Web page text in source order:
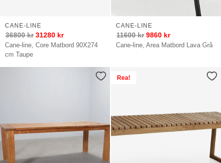
Cane-line, Core Matbord 90X274
cm Taupe
CANE-LINE
36800kr 31280 kr
Cane-line, Area Matbord Lava Grå
CANE-LINE
11600kr 9860 kr
Rea!